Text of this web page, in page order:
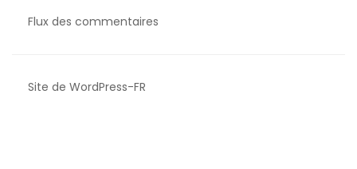
Flux des commentaires
Site de WordPress-FR